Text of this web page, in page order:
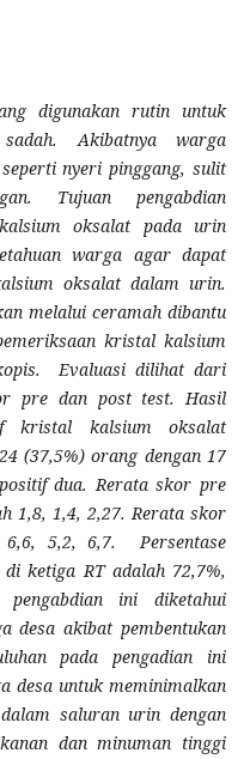
digunakan rutin untuk
Akibatnya warga
nyeri pinggang, sulit
Tujuan pengabdian
oksalat pada urin
warga agar dapat
oksalat dalam urin.
melalui ceramah dibantu
kristal kalsium
Evaluasi dilihat dari
pre dan post test.Hasil
kristal kalsium oksalat
(37,5%) orang dengan 17
dua. Rerata skor pre
1,8, 1,4, 2,27. Rerata skor
5,2, 6,7. Persentase
ketiga RT adalah 72,7%,
ini diketahui
desa akibat pembentukan
pada pengadian ini
desa untuk meminimalkan
saluran urin dengan
dan minuman tinggi